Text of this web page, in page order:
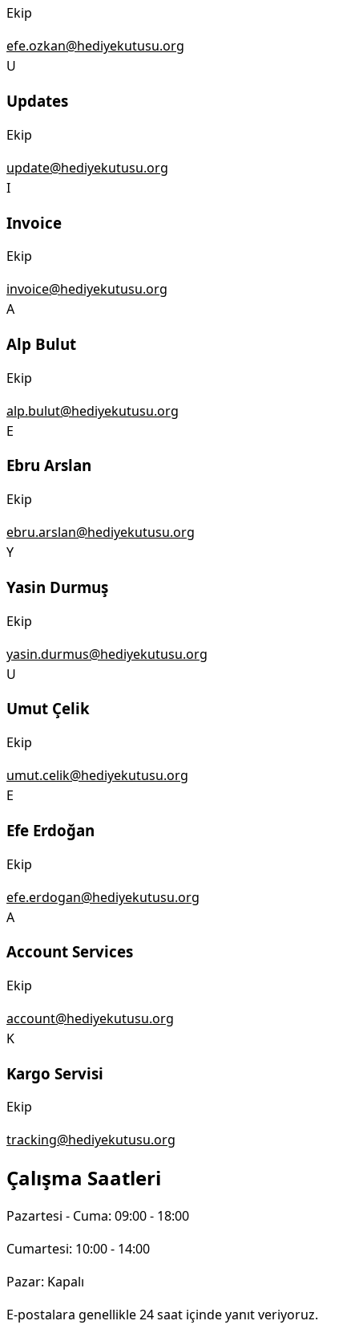
Ekip
efe.ozkan@hediyekutusu.org
U
Updates
Ekip
update@hediyekutusu.org
I
Invoice
Ekip
invoice@hediyekutusu.org
A
Alp Bulut
Ekip
alp.bulut@hediyekutusu.org
E
Ebru Arslan
Ekip
ebru.arslan@hediyekutusu.org
Y
Yasin Durmuş
Ekip
yasin.durmus@hediyekutusu.org
U
Umut Çelik
Ekip
umut.celik@hediyekutusu.org
E
Efe Erdoğan
Ekip
efe.erdogan@hediyekutusu.org
A
Account Services
Ekip
account@hediyekutusu.org
K
Kargo Servisi
Ekip
tracking@hediyekutusu.org
Çalışma Saatleri
Pazartesi - Cuma: 09:00 - 18:00
Cumartesi: 10:00 - 14:00
Pazar: Kapalı
E-postalara genellikle 24 saat içinde yanıt veriyoruz.